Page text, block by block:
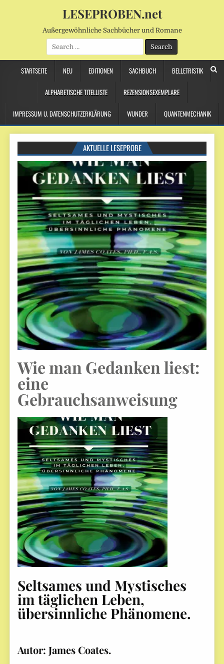
LESEPROBEN.net
Außergewöhnliche Sachbücher und Romane
Search
for:
STARTSEITE NEU EDITIONEN SACHBUCH BELLETRISTIK
ALPHABETISCHE TITELLISTE REZENSIONSEXEMPLARE
IMPRESSUM U. DATENSCHUTZERKLÄRUNG WUNDER QUANTENMECHANIK
AKTUELLE LESEPROBE
Wie man Gedanken liest:
eine
Gebrauchsanweisung
Seltsames und Mystisches
im täglichen Leben,
übersinnliche Phänomene.
Autor: James Coates.